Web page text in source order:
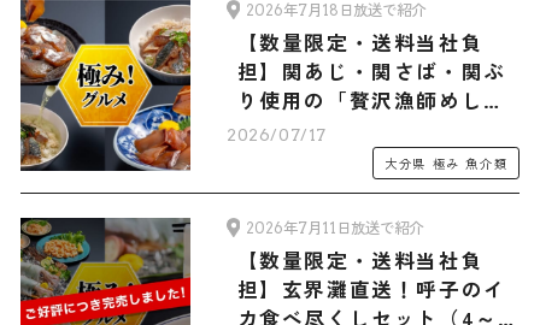
2026年7月18日放送で紹介
【数量限定・送料当社負
担】関あじ・関さば・関ぶ
り使用の「贅沢漁師めし！
大分“りゅうきゅう”３種セ
ット（3人前）」
2026/07/17
大分県 極み 魚介類
2026年7月11日放送で紹介
【数量限定・送料当社負
担】玄界灘直送！呼子のイ
カ食べ尽くしセット（4～6